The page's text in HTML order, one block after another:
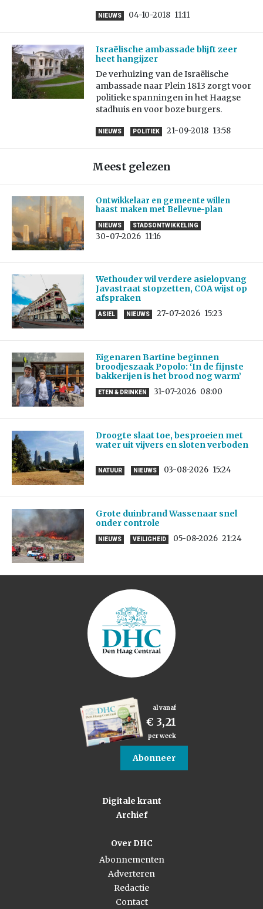
NIEUWS 04-10-2018 11:11
Israëlische ambassade blijft zeer
heet hangijzer
De verhuizing van de Israëlische
ambassade naar Plein 1813 zorgt voor
politieke spanningen in het Haagse
stadhuis en voor boze burgers.
NIEUWS POLITIEK 21-09-2018 13:58
Meest gelezen
Ontwikkelaar en gemeente willen
haast maken met Bellevue-plan
NIEUWS STADSONTWIKKELING
30-07-2026 11:16
Wethouder wil verdere asielopvang
Javastraat stopzetten, COA wijst op
afspraken
ASIEL NIEUWS 27-07-2026 15:23
Eigenaren Bartine beginnen
broodjeszaak Popolo: ‘In de fijnste
bakkerijen is het brood nog warm’
ETEN & DRINKEN 31-07-2026 08:00
Droogte slaat toe, besproeien met
water uit vijvers en sloten verboden
NATUUR NIEUWS 03-08-2026 15:24
Grote duinbrand Wassenaar snel
onder controle
NIEUWS VEILIGHEID 05-08-2026 21:24
al vanaf
€ 3,21
per week
Abonneer
Digitale krant
Archief
Over DHC
Abonnementen
Adverteren
Redactie
Contact